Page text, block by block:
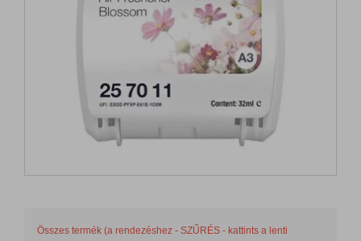
Összes termék (a rendezéshez - SZŰRÉS - kattints a lenti